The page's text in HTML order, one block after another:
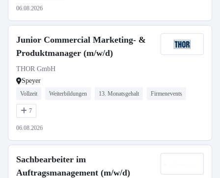
06.08.2026
Junior Commercial Marketing- &
Produktmanager (m/w/d)
THOR GmbH
Speyer
Vollzeit Weiterbildungen 13. Monatsgehalt Firmenevents
7
06.08.2026
Sachbearbeiter im
Auftragsmanagement (m/w/d)